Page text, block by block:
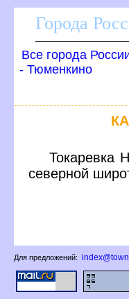
Города
се города
- Тюменкино
Токаревка
северной
Для предложений: